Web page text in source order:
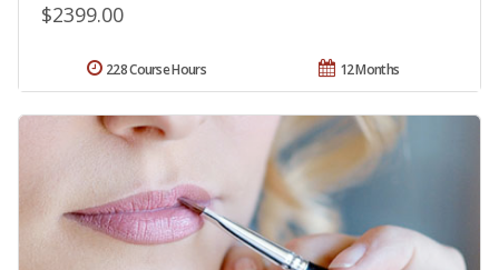
$2399.00
12 Months
228 Course Hours